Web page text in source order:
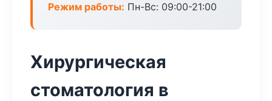
Режим работы: Пн-Вс: 09:00-21:00
Хирургическая
стоматология в